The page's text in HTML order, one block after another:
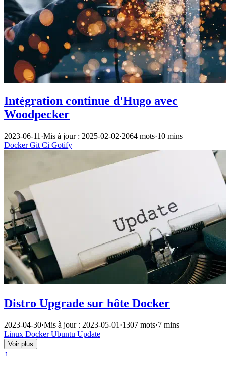
Intégration continue d'Hugo avec
Woodpecker
2023-06-11 ·Mis à jour : 2025-02-02·2064 mots·10 mins
DockerGit Ci Gotify
Distro Upgrade sur hôte Docker
2023-04-30·Mis à jour : 2023-05-01 ·1307 mots·7 mins
Linux DockerUbuntu Update
Voir plus
↑